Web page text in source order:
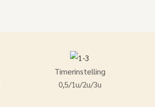
Timerinstelling
0,5/1u/2u/3u